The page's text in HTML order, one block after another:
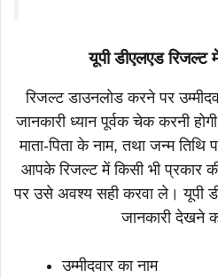
यूपी डीएलएड रिजल्ट
रिजल्ट डाउनलोड करने पर
जानकारी ध्यान पूर्वक चेक करनी
माता-पिता के नाम, तथा जन्म तिथि
आपके रिजल्ट में किसी भी प्रकार
पर उसे अवश्य सही करवा ले। यूपी
जानकारी देखने
उम्मीदवार का नाम